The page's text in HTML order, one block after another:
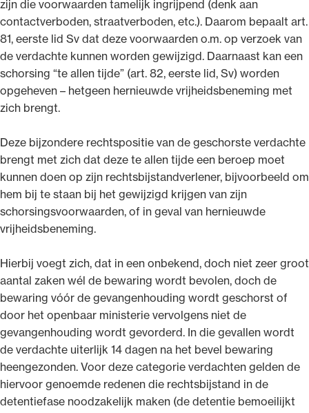
zijn die voorwaarden tamelijk ingrijpend (denk aan
contactverboden, straatverboden, etc.). Daarom bepaalt art.
81, eerste lid Sv dat deze voorwaarden o.m. op verzoek van
de verdachte kunnen worden gewijzigd. Daarnaast kan een
schorsing “te allen tijde” (art. 82, eerste lid, Sv) worden
opgeheven – hetgeen hernieuwde vrijheidsbeneming met
zich brengt.
Deze bijzondere rechtspositie van de geschorste verdachte
brengt met zich dat deze te allen tijde een beroep moet
kunnen doen op zijn rechtsbijstandverlener, bijvoorbeeld om
hem bij te staan bij het gewijzigd krijgen van zijn
schorsingsvoorwaarden, of in geval van hernieuwde
vrijheidsbeneming.
Hierbij voegt zich, dat in een onbekend, doch niet zeer groot
aantal zaken wél de bewaring wordt bevolen, doch de
bewaring vóór de gevangenhouding wordt geschorst of
door het openbaar ministerie vervolgens niet de
gevangenhouding wordt gevorderd. In die gevallen wordt
de verdachte uiterlijk 14 dagen na het bevel bewaring
heengezonden. Voor deze categorie verdachten gelden de
hiervoor genoemde redenen die rechtsbijstand in de
detentiefase noodzakelijk maken (de detentie bemoeilijkt